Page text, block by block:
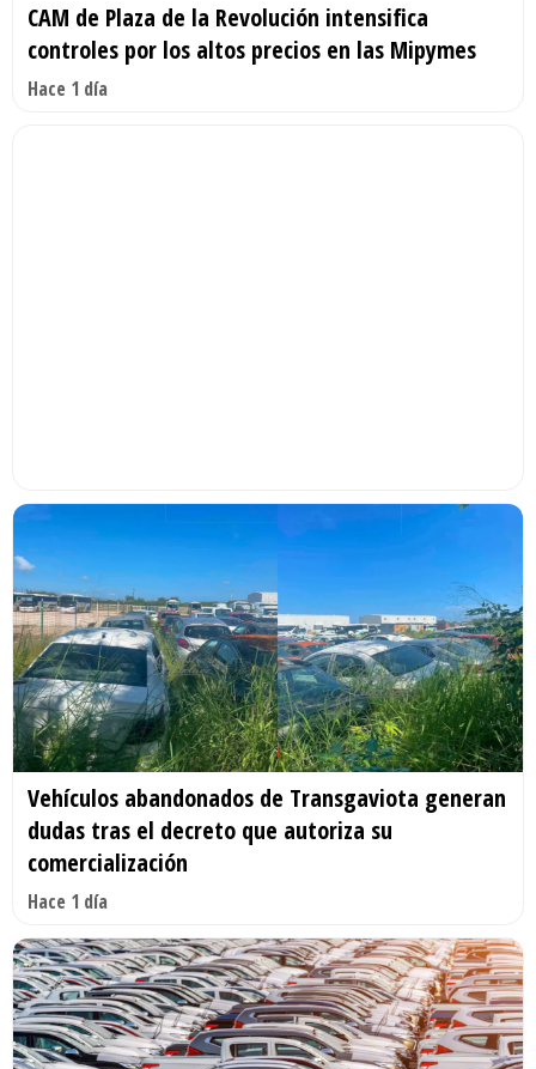
CAM de Plaza de la Revolución intensifica
controles por los altos precios en las Mipymes
Hace 1 día
Vehículos abandonados de Transgaviota generan
dudas tras el decreto que autoriza su
comercialización
Hace 1 día